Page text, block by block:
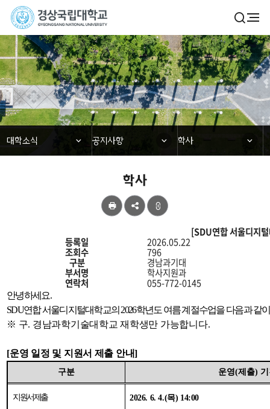
경
상
국
립
대
학
검
열
기
전
체
메
뉴
대학소식
닫힘
대학소식 닫힘
공지사항 닫힘
학사
학사
공
구
분,
제
목,
명,
연
처,
등
[SDU연합 서울디지
등록일 2026.05.22
조회수 796
구분 경남과기대
부서명 학사지원과
연락처 055-772-0145
안녕하세요.
SDU연합 서울디지털대학교의 2026학년도 여름 계절수업을 다음과 같
※ 구. 경남과학기술대학교 재학생만 가능합니다.
[운영 일정 및 지원서 제출 안내]
구분 운영(제출)
지원서 제출 2026. 6. 4.(목) 14:00